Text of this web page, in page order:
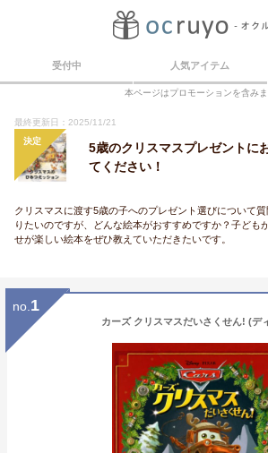
受付中 人気アイテム
本ページはプロモーションを含み
最終更新日：2025/11/21
決定
5歳のクリスマスプレゼントに
てください！
クリスマスに渡す5歳の子へのプレゼント選びについて
りたいのですが、どんな絵本がおすすめですか？子ども
せが楽しい絵本をぜひ教えていただきたいです。
no. 1
カーズ クリスマスだいさくせん! (デ